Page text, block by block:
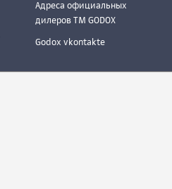
Адреса официальных
дилеров ТМ GODOX
Godox vkontakte